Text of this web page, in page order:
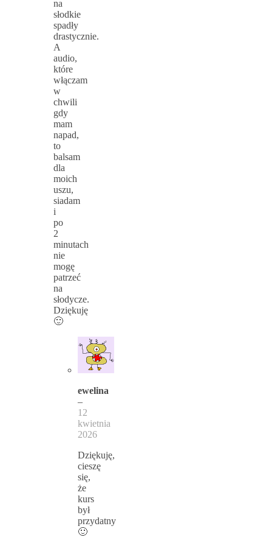
na
słodkie
spadły
drastycznie.
A
audio,
które
włączam
w
chwili
gdy
mam
napad,
to
balsam
dla
moich
uszu,
siadam
i
po
2
minutach
nie
mogę
patrzeć
na
słodycze.
Dziękuję
🙂
ewelina
–
12
kwietnia
2026
Dziękuję,
cieszę
się,
że
kurs
był
przydatny
🙂